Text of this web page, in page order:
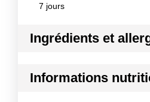
7 jours
Ingrédients et
Œufs d¿esturgeons
Informations